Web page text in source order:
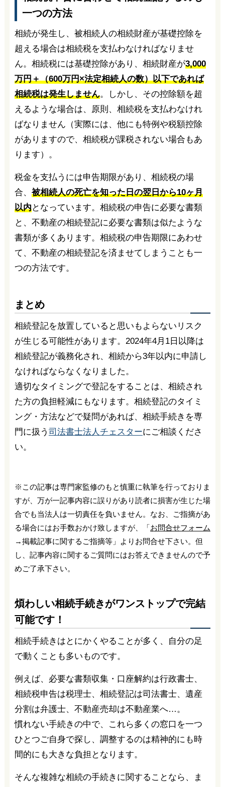
一つの方法
相続が発生し、被相続人の相続財産が基礎控除を
超える場合は相続税を支払わなければなりませ
ん。相続税には基礎控除があり、相続財産が3,000
万円＋（600万円×法定相続人の数）以下であれば
相続税は発生しません。しかし、その控除額を超
えるような場合は、原則、相続税を支払わなけれ
ばなりません（実際には、他にも特例や税額控除
がありますので、相続税が課税されない場合もあ
ります）。
税金を支払うには申告期限があり、相続税の場
合、 被相続人の死亡を知った日の翌日から10ヶ月
以内となっています。相続税の申告に必要な書類
と、不動産の相続登記に必要な書類は似たような
書類が多くあります。相続税の申告期限にあわせ
て、不動産の相続登記を済ませてしまうことも一
つの方法です。
まとめ
相続登記を放置していると思いもよらないリスク
が生じる可能性があります。2024年4月1日以降は
相続登記が義務化され、相続から3年以内に申請し
なければならなくなりました。
適切なタイミングで登記をすることは、相続され
た方の負担軽減にもなります。相続登記のタイミ
ング・方法などで疑問があれば、相続手続きを専
門に扱う 司法書士法人チェスターにご相談くださ
い。
※この記事は専門家監修のもと慎重に執筆を行っておりま
すが、万が一記事内容に誤りがあり読者に損害が生じた場
合でも当法人は一切責任を負いません。なお、ご指摘があ
る場合にはお手数おかけ致しますが、「お問合せフォーム
→掲載記事に関するご指摘等」よりお問合せ下さい。但
し、記事内容に関するご質問にはお答えできませんので予
めご了承下さい。
煩わしい相続手続きがワンストップで完結
可能です！
相続手続きはとにかくやることが多く、自分の足
で動くことも多いものです。
例えば、必要な書類収集・口座解約は行政書士、
相続税申告は税理士、相続登記は司法書士、遺産
分割は弁護士、不動産売却は不動産業へ…。
慣れない手続きの中で、これら多くの窓口を一つ
ひとつご自身で探し、調整するのは精神的にも時
間的にも大きな負担となります。
そんな複雑な相続の手続きに関することなら、ま